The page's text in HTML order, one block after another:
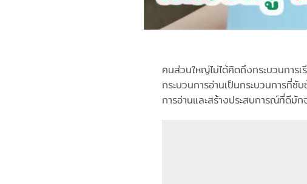
คนส่วนใหญ่ไม่ได้คิดถึงกระบวนการ
กระบวนการอ่านเป็นกระบวนการที่ซั
การอ่านและสร้างประสบการณ์ที่ดีมั